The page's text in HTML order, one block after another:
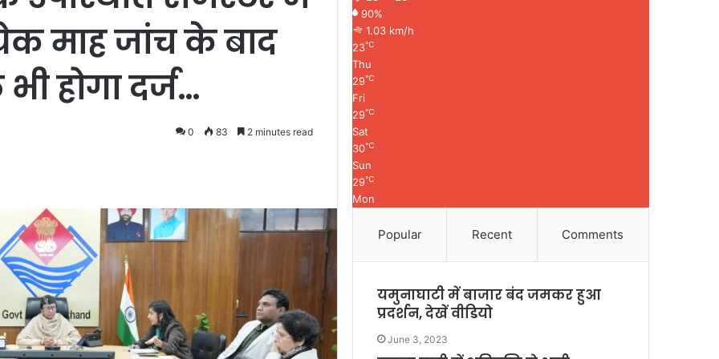
माह जांच के बाद
होगा दर्ज…
0 83 2 minutes read
90%
1.03 km/h
23℃
Thu
29℃
Fri
29℃
Sat
30℃
Sun
29℃
Mon
Popular Recent Comments
यमुनाघाटी में बाजार बंद जमकर हुआ
प्रदर्शन, देखें वीडियो
June 3, 2023